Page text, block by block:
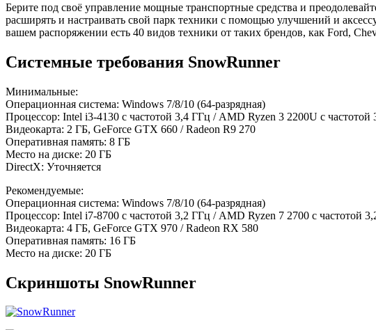
Берите под своё управление мощные транспортные средства и
расширять и настраивать свой парк техники с помощью улучшений и
вашем распоряжении есть 40 видов техники от таких брендов, как Ford,
Системные требования SnowRunner
Минимальные:
Операционная система: Windows 7/8/10 (64-разрядная)
Процессор: Intel i3-4130 с частотой 3,4 ГГц / AMD Ryzen 3 2200U с частотой
Видеокарта: 2 ГБ, GeForce GTX 660 / Radeon R9 270
Оперативная память: 8 ГБ
Место на диске: 20 ГБ
DirectX: Уточняется
Рекомендуемые:
Операционная система: Windows 7/8/10 (64-разрядная)
Процессор: Intel i7-8700 с частотой 3,2 ГГц / AMD Ryzen 7 2700 с частотой
Видеокарта: 4 ГБ, GeForce GTX 970 / Radeon RX 580
Оперативная память: 16 ГБ
Место на диске: 20 ГБ
Скриншоты SnowRunner